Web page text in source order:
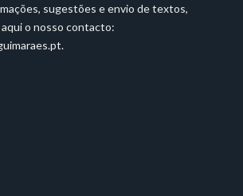
sugestões e envio de textos,
o nosso contacto:
.